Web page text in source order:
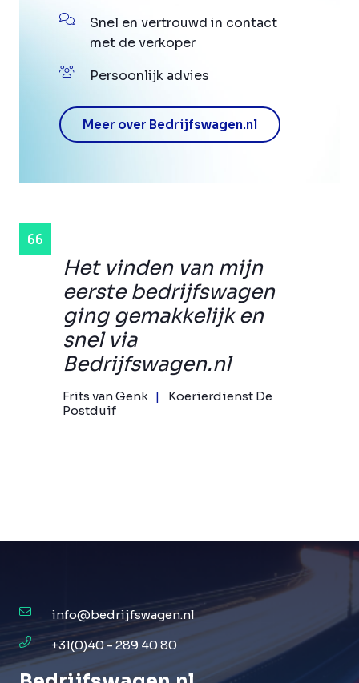
Het vinden van mijn
eerste bedrijfswagen
ging gemakkelijk en
snel via
Bedrijfswagen.nl
Frits van Genk
Koerierdienst De
Postduif
Snel en vertrouwd in contact
met de verkoper
Persoonlijk advies
Meer over Bedrijfswagen.nl
info@bedrijfswagen.nl
+31(0)40 - 289 40 80